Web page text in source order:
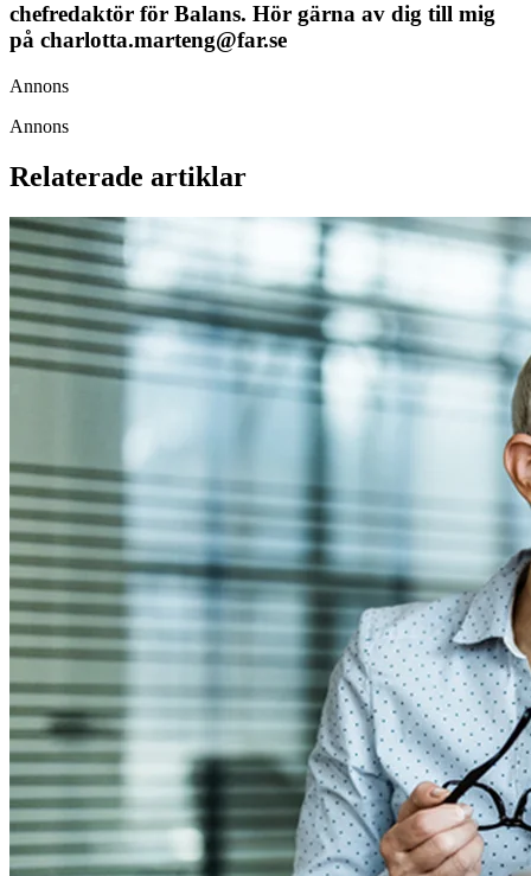
chefredaktör för Balans. Hör gärna av dig till mig
på charlotta.marteng@far.se
Annons
Annons
Relaterade artiklar